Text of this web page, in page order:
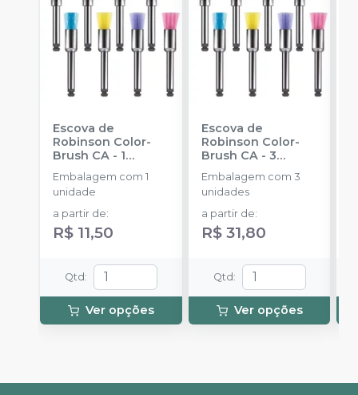
Escova de
Robinson Color-
Brush CA - 1
AMERICAN BURRS
Embalagem com 1
unidade
a partir de:
R$ 11,50
Qtd :
Ver opções
Escova de
Robinson Color-
Brush CA - 3
AMERICAN BURRS
Embalagem com 3
unidades
a partir de:
R$ 31,80
Qtd :
Ver opções